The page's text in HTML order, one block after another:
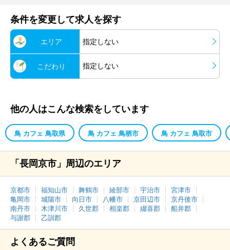
条件を変更して求人を探す
エリア 指定しない
こだわり 指定しない
他の人はこんな検索をしています
鳥 カフェ 鳥取県 鳥 カフェ 鳥栖市 鳥 カフェ 鳥取市
「長岡京市」周辺のエリア
京都市 福知山市 舞鶴市 綾部市 宇治市
宮津市
亀岡市
城陽市 向日市 八幡市 京田辺市
京丹後市
南丹市
木津川市 久世郡 相楽郡 綴喜郡
船井郡
与謝郡
乙訓郡
よくあるご質問